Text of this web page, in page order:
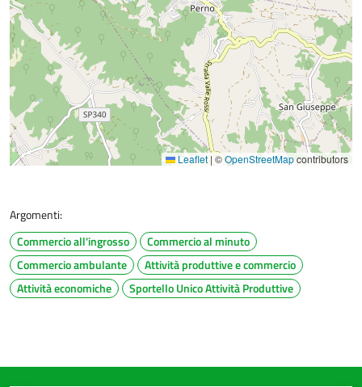
Leaflet|©OpenStreetMapcontributors
Argomenti:
Commercio all'ingrosso
Commercio al minuto
Commercio ambulante
Attività produttive e commercio
Attività economiche
Sportello Unico Attività Produttive